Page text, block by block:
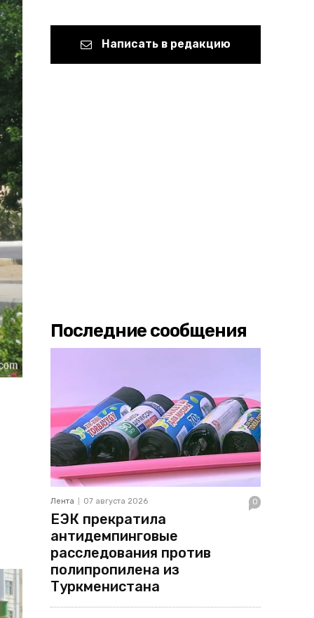
Написать в редакцию
Последние сообщения
Лента 07 августа 2026 0
ЕЭК прекратила
антидемпинговые
расследования против
полипропилена из
Туркменистана